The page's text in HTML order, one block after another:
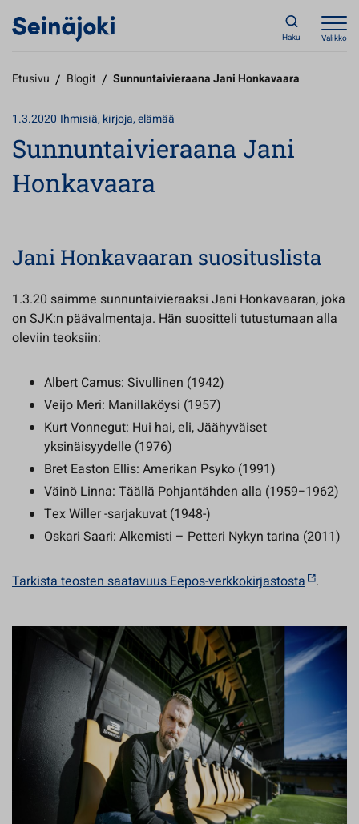
Haku Valikko
Etusivu / Blogit / Sunnuntaivieraana Jani Honkavaara
1.3.2020 Ihmisiä, kirjoja, elämää
Sunnuntaivieraana Jani
Honkavaara
Jani Honkavaaran suosituslista
1.3.20 saimme sunnuntaivieraaksi Jani Honkavaaran, joka
on SJK:n päävalmentaja. Hän suositteli tutustumaan alla
oleviin teoksiin:
Albert Camus: Sivullinen (1942)
Veijo Meri: Manillaköysi (1957)
Kurt Vonnegut: Hui hai, eli, Jäähyväiset
yksinäisyydelle (1976)
Bret Easton Ellis: Amerikan Psyko (1991)
Väinö Linna: Täällä Pohjantähden alla (1959−1962)
Tex Willer -sarjakuvat (1948-)
Oskari Saari: Alkemisti – Petteri Nykyn tarina (2011)
Tarkista teosten saatavuus Eepos-verkkokirjastosta .